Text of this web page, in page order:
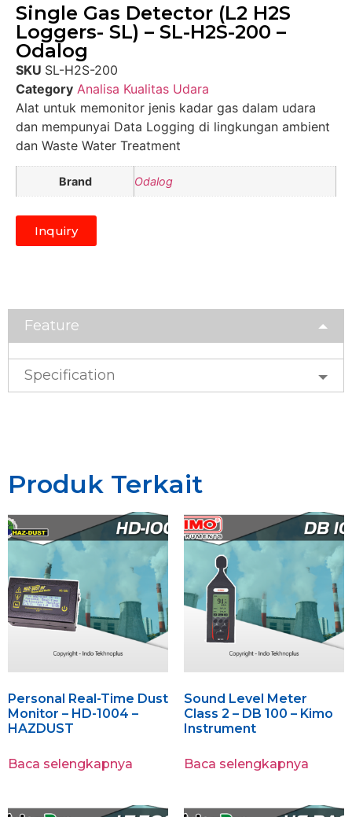
Single Gas Detector (L2 H2S
Loggers- SL) – SL-H2S-200 –
Odalog
SKU SL-H2S-200
Category Analisa Kualitas Udara
Alat untuk memonitor jenis kadar gas dalam udara
dan mempunyai Data Logging di lingkungan ambient
dan Waste Water Treatment
Brand Odalog
Inquiry
Feature
Specification
Produk Terkait
Personal Real-Time Dust
Monitor – HD-1004 –
HAZDUST
Baca selengkapnya
Sound Level Meter
Class 2 – DB 100 – Kimo
Instrument
Baca selengkapnya